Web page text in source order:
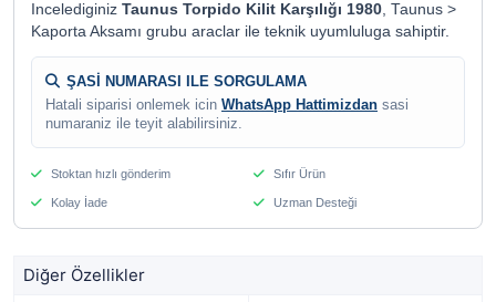
Incelediginiz Taunus Torpido Kilit Karşılığı 1980, Taunus >
Kaporta Aksamı grubu araclar ile teknik uyumluluga sahiptir.
ŞASİ NUMARASI ILE SORGULAMA
Hatali siparisi onlemek icin WhatsApp Hattimizdan sasi
numaraniz ile teyit alabilirsiniz.
Stoktan hızlı gönderim Sıfır Ürün
Kolay İade Uzman Desteği
Diğer Özellikler